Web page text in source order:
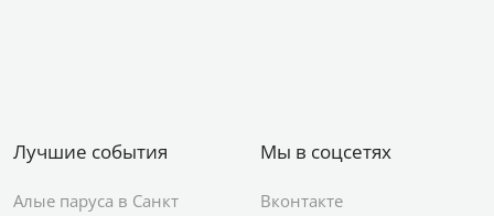
Лучшие события
Алые паруса в Санкт
Мы в соцсетях
Вконтакте